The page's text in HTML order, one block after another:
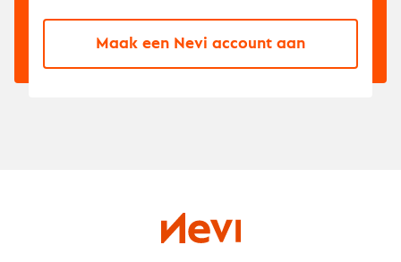
Maak een Nevi account aan